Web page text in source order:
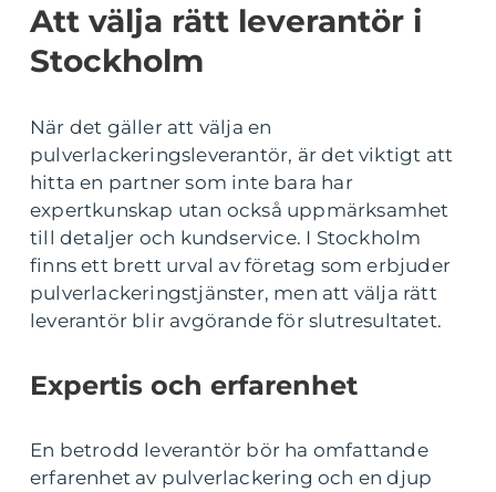
Att välja rätt leverantör i
Stockholm
När det gäller att välja en
pulverlackeringsleverantör, är det viktigt att
hitta en partner som inte bara har
expertkunskap utan också uppmärksamhet
till detaljer och kundservice. I Stockholm
finns ett brett urval av företag som erbjuder
pulverlackeringstjänster, men att välja rätt
leverantör blir avgörande för slutresultatet.
Expertis och erfarenhet
En betrodd leverantör bör ha omfattande
erfarenhet av pulverlackering och en djup